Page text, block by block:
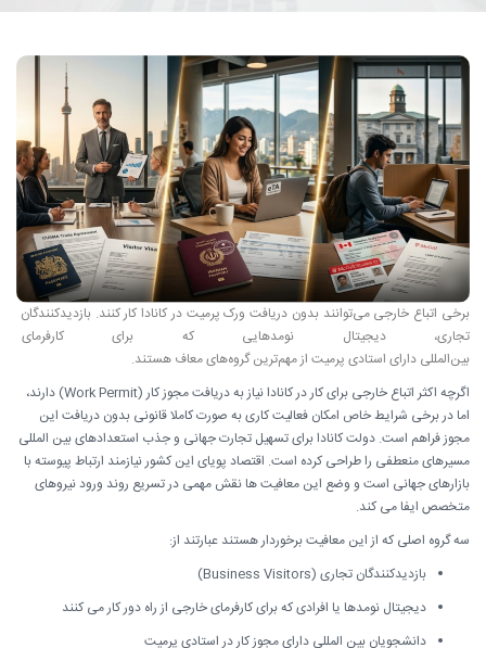
برخی اتباع خارجی می‌توانند بدون دریافت ورک پرمیت در کانادا کار کنند. بازدیدکنندگان
تجاری، دیجیتال نومدهایی که برای
بین‌المللی دارای استادی پرمیت از مهم‌ترین گروه‌های معاف هستند.
اگرچه اکثر اتباع خارجی برای کار در کانادا نیاز به دریافت مجوز کار (Work Permit) دارند،
اما در برخی شرایط خاص امکان فعالیت کاری به صورت کاملا قانونی بدون دریافت این
مجوز فراهم است. دولت کانادا برای تسهیل تجارت جهانی و جذب استعدادهای بین المللی
مسیرهای منعطفی را طراحی کرده است. اقتصاد پویای این کشور نیازمند ارتباط پیوسته با
بازارهای جهانی است و وضع این معافیت ها نقش مهمی در تسریع روند ورود نیروهای
متخصص ایفا می کند.
سه گروه اصلی که از این معافیت برخوردار هستند عبارتند از:
بازدیدکنندگان تجاری (Business Visitors)
دیجیتال نومدها یا افرادی که برای کارفرمای خارجی از راه دور کار می کنند
دانشجویان بین المللی دارای مجوز کار در استادی پرمیت